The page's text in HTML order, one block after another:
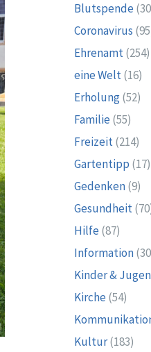
Blutspende
Coronavirus
Ehrenamt(254)
eine Welt(16)
Erholung(52)
Familie (55)
Freizeit(214)
Gartentipp (17)
Gedenken(9)
Gesundheit
Hilfe (87)
Information
Kinder &
Kirche (54)
Kultur(183)